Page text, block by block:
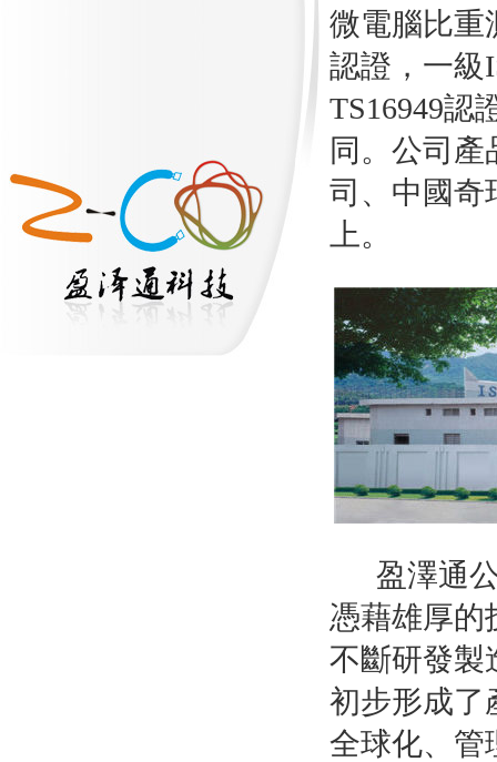
微電腦比重
認證，一級
TS16949認
同。公司
司、中國奇
上。
盈澤通
憑藉雄厚的
不斷研發製
初步形成了
全球化、管